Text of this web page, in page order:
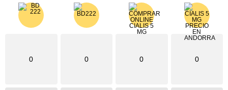
0 0 0 0